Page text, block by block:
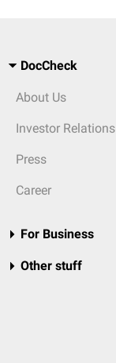
DocCheck
About Us
Investor Relations
Press
Career
For Business
Other stuff